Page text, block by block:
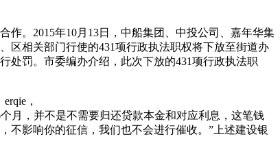
。2015年10月13日，中船集团、中投公司、嘉年华集
相关部门行使的431项行政执法职权将下放至街道办
处罚。市委编办介绍，此次下放的431项行政执法职
，
个月，并不是不需要归还贷款本金和对应利息，这笔钱
不影响你的征信，我们也不会进行催收。”上述建设银